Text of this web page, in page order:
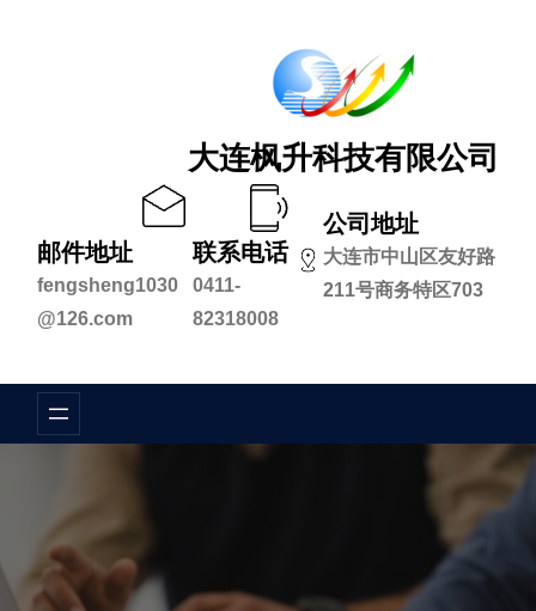
大连枫升科技有限公司
邮件地址
fengsheng1030
@126.com
联系电话
0411-
82318008
公司地址
大连市中山区友好路
211号商务特区703